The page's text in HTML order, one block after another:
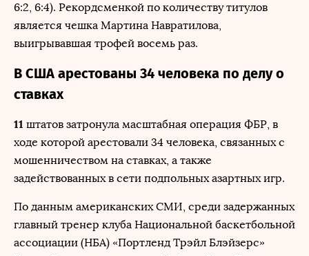
6:2, 6:4). Рекордсменкой по количеству титулов
является чешка Мартина Навратилова,
выигрывавшая трофей восемь раз.
В США арестованы 34 человека по делу о
ставках
11 штатов затронула масштабная операция ФБР, в
ходе которой арестовали 34 человека, связанных с
мошенничеством на ставках, а также
задействованных в сети подпольных азартных игр.
По данным американских СМИ, среди задержанных
главный тренер клуба Национальной баскетбольной
ассоциации (НБА) «Портленд Трэйл Блэйзерс»